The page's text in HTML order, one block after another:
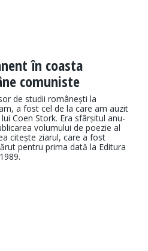
în coasta
comuniste
de studii ro­mânești la
a fost cel de la care am auzit
Coen Stork. Era sfârșitul anu­
vo­lumului de poezie al
citește ziarul, care a fost
pentru prima dată la Editura